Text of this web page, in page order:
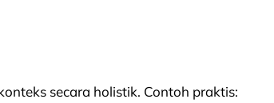
secara holistik. Contoh praktis: